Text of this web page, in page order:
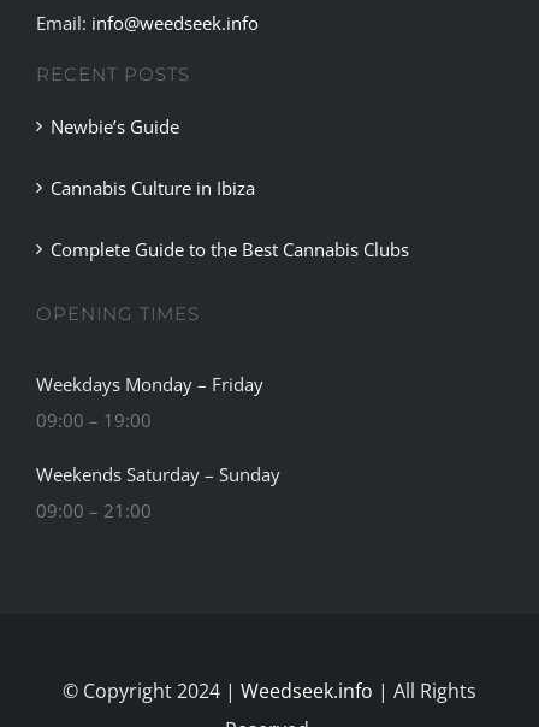
Email: info@weedseek.info
RECENT POSTS
Newbie’s Guide
Cannabis Culture in Ibiza
Complete Guide to the Best Cannabis Clubs
OPENING TIMES
Weekdays Monday – Friday
09:00 – 19:00
Weekends Saturday – Sunday
09:00 – 21:00
© Copyright 2024 | Weedseek.info | All Rights